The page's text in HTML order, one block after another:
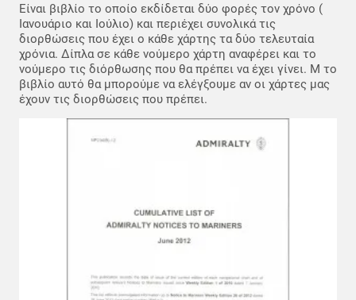
Είναι βιβλίο το οποίο εκδίδεται δύο φορές τον χρόνο (
Ιανουάριο και Ιούλιο) και περιέχει συνολικά τις
διορθώσεις που έχει ο κάθε χάρτης τα δύο τελευταία
χρόνια. Δίπλα σε κάθε νούμερο χάρτη αναφέρει και το
νούμερο τις διόρθωσης που θα πρέπει να έχει γίνει. Μ το
βιβλίο αυτό θα μπορούμε να ελέγξουμε αν οι χάρτες μας
έχουν τις διορθώσεις που πρέπει.